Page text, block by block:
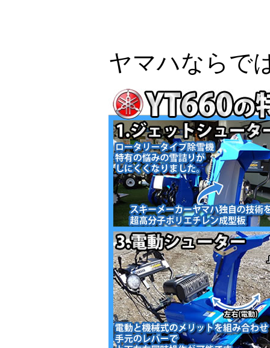
ヤマハならで